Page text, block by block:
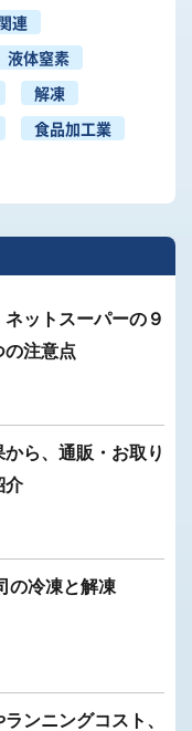
連
液体窒素
解凍
食品加工業
ネットスーパーの９
の注意点
ら、通販・お取り
介
の冷凍と解凍
ンニングコスト、